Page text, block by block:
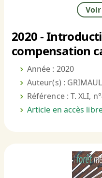
2020 -
compensation
Année : 2020
Auteur(s) :
Référence : T. XLI,
Article en accès